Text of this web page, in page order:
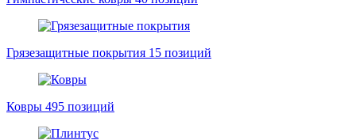
Грязезащитные покрытия 15 позиций
Ковры 495 позиций